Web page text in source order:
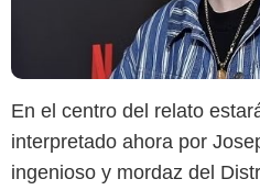
En el centro del relato
interpretado ahora por
ingenioso y mordaz del